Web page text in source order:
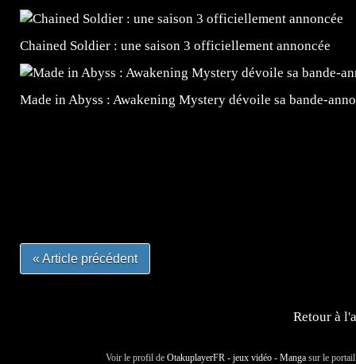
Chained Soldier : une saison 3 officiellement annoncée
Made in Abyss : Awakening Mystery dévoile sa bande-
« Article précédent
Retour à
Voir le profil de OtakuplayerFR - jeux vidéo - Manga sur le